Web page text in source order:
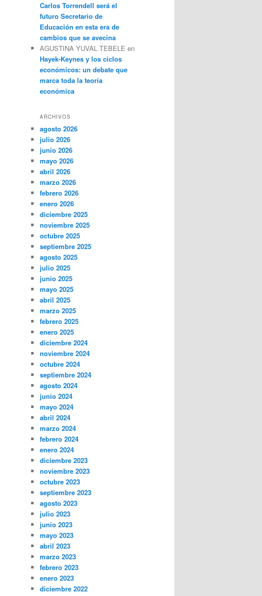
Carlos Torrendell será el
futuro Secretario de
Educación en esta era de
cambios que se avecina
AGUSTINA YUVAL TEBELE en
Hayek-Keynes y los ciclos
económicos: un debate que
marca toda la teoría
económica
ARCHIVOS
agosto 2026
julio 2026
junio 2026
mayo 2026
abril 2026
marzo 2026
febrero 2026
enero 2026
diciembre 2025
noviembre 2025
octubre 2025
septiembre 2025
agosto 2025
julio 2025
junio 2025
mayo 2025
abril 2025
marzo 2025
febrero 2025
enero 2025
diciembre 2024
noviembre 2024
octubre 2024
septiembre 2024
agosto 2024
junio 2024
mayo 2024
abril 2024
marzo 2024
febrero 2024
enero 2024
diciembre 2023
noviembre 2023
octubre 2023
septiembre 2023
agosto 2023
julio 2023
junio 2023
mayo 2023
abril 2023
marzo 2023
febrero 2023
enero 2023
diciembre 2022